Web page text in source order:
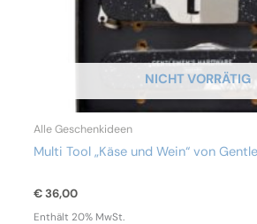
NICHT VORRÄTIG
Alle Geschenkideen
Multi Tool „Käse und Wein“ von
€36,00
Enthält 20% MwSt.